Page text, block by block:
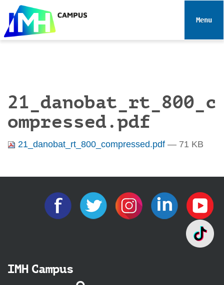
e
Toggle
21_danobat_rt_800_c
ompressed.pdf
21_danobat_rt_800_compressed.pdf — 71 KB
IMH Campus